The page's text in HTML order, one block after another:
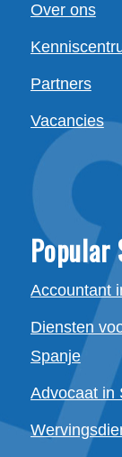
Over ons
Partners
Vacancies
Popular
Accountant
Diensten
Spanje
Advocaat in